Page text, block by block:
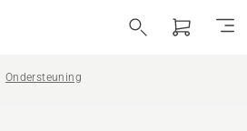
Ondersteuning